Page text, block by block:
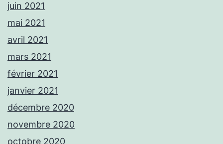
juin 2021
mai 2021
avril 2021
mars 2021
février 2021
janvier 2021
décembre 2020
novembre 2020
octobre 2020